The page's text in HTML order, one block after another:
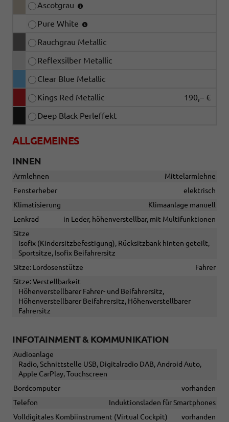
Ascotgrau
Pure White
Rauchgrau Metallic
Reflexsilber Metallic
Clear Blue Metallic
Kings Red Metallic
190,– €
Deep Black Perleffekt
ALLGEMEINES
INNEN
Armlehnen
Mittelarmlehne
Fensterheber
elektrisch
Klimatisierung
Klimaanlage manuell
Lenkrad
in Leder, höhenverstellbar, mit Multifunktionen
Sitze
Isofix (Kindersitzbefestigung), Rücksitzbank hinten geteilt,
Sportsitze, Isofix Beifahrersitz
Sitze: Lordosenstütze
Fahrer
Sitze: Verstellbarkeit
Höhenverstellbarer Fahrer- und Beifahrersitz,
Höhenverstellbarer Beifahrersitz, Höhenverstellbarer
Fahrersitz
INFOTAINMENT & KOMMUNIKATION
Audioanlage
Radio, Schnittstelle USB, Digitalradio DAB, Android Auto,
Apple CarPlay, Touchscreen
Bordcomputer
vorhanden
Telefon
Induktionsladen für Smartphones
Volldigitales Kombiinstrument (Virtual Cockpit)
vorhanden